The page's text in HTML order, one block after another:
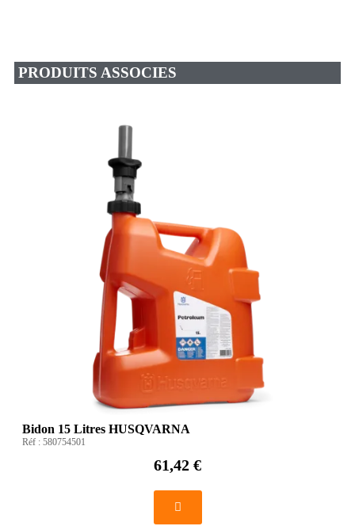
PRODUITS ASSOCIES
Bidon 15 Litres HUSQVARNA
Réf : 580754501
61,42 €